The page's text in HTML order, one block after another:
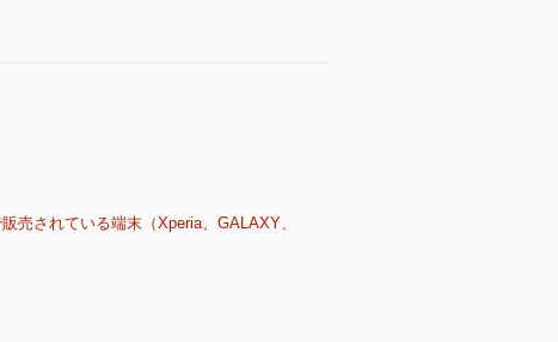
売されている端末（Xperia、GALAXY、